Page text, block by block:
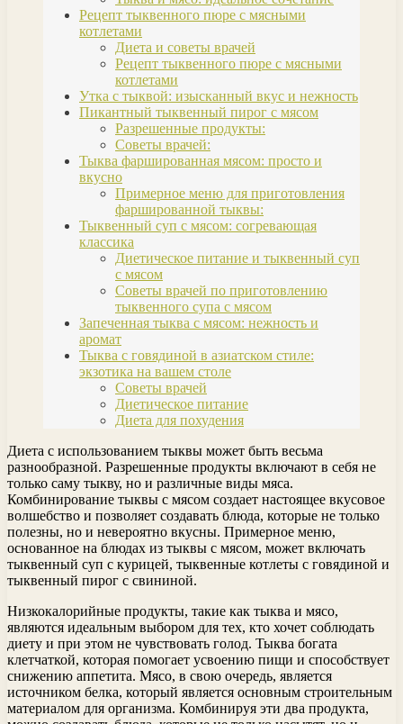
Рецепт тыквенного пюре с мясными
котлетами
Диета и советы врачей
Рецепт тыквенного пюре с мясными
котлетами
Утка с тыквой: изысканный вкус и нежность
Пикантный тыквенный пирог с мясом
Разрешенные продукты:
Советы врачей:
Тыква фаршированная мясом: просто и
вкусно
Примерное меню для приготовления
фаршированной тыквы:
Тыквенный суп с мясом: согревающая
классика
Диетическое питание и тыквенный суп
с мясом
Советы врачей по приготовлению
тыквенного супа с мясом
Запеченная тыква с мясом: нежность и
аромат
Тыква с говядиной в азиатском стиле:
экзотика на вашем столе
Советы врачей
Диетическое питание
Диета для похудения
Диета с использованием тыквы может быть весьма
разнообразной. Разрешенные продукты включают в себя не
только саму тыкву, но и различные виды мяса.
Комбинирование тыквы с мясом создает настоящее вкусовое
волшебство и позволяет создавать блюда, которые не только
полезны, но и невероятно вкусны. Примерное меню,
основанное на блюдах из тыквы с мясом, может включать
тыквенный суп с курицей, тыквенные котлеты с говядиной и
тыквенный пирог с свининой.
Низкокалорийные продукты, такие как тыква и мясо,
являются идеальным выбором для тех, кто хочет соблюдать
диету и при этом не чувствовать голод. Тыква богата
клетчаткой, которая помогает усвоению пищи и способствует
снижению аппетита. Мясо, в свою очередь, является
источником белка, который является основным строительным
материалом для организма. Комбинируя эти два продукта,